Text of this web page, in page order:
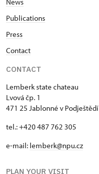
Publications
Press
Contact
CONTACT
Lemberk state chateau
Lvová čp. 1
471 25 Jablonné v Podještědí
tel.: +420 487 762 305
e-mail: lemberk@npu.cz
PLAN YOUR VISIT